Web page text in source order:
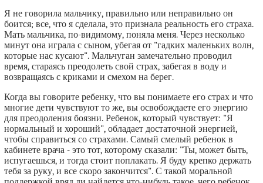
Я не говорила мальчику, правильно или неправильно он
боится; все, что я сделала, это признала реальность его страха.
Мать мальчика, по-видимому, поняла меня. Через несколько
минут она играла с сыном, убегая от "гадких маленьких волн,
которые нас кусают". Мальчуган замечательно проводил
время, стараясь преодолеть свой страх, забегая в воду и
возвращаясь с криками и смехом на берег.
Когда вы говорите ребенку, что вы понимаете его страх и что
многие дети чувствуют то же, вы освобождаете его энергию
для преодоления боязни. Ребенок, который чувствует: "Я
нормальный и хороший", обладает достаточной энергией,
чтобы справиться со страхами. Самый смелый ребенок в
кабинете врача - это тот, которому сказали: "Ты, может быть,
испугаешься, и тогда стоит поплакать. Я буду крепко держать
тебя за руку, и все скоро закончится". С такой моральной